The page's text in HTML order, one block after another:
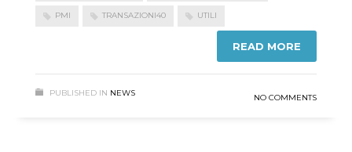
PMI TRANSAZIONI40 UTILI
READ MORE
PUBLISHED IN NEWS NO COMMENTS